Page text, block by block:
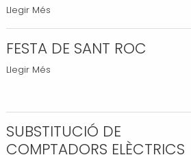
FINALITZACIÓ
DE
LES
DE
LA
TEULADA
Llegir Més
FESTA DE SANT ROC
FESTA
-
Llegir Més
SUBSTITUCIÓ DE
COMPTADORS ELÈCTRICS